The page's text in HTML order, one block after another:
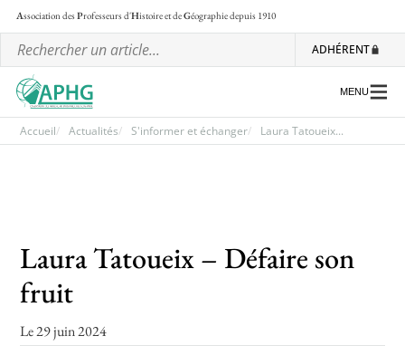
Association desProfesseurs d'Histoire et deGéographiedepuis 1910
ADHÉRENT
Les ateliers nationaux
Lettre d’information de l’APHG
MENU
Accueil Actualités S'informer et échanger Laura Tatoueix...
Laura Tatoueix – Défaire son
fruit
Le 29 juin 2024